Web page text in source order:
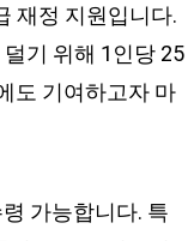
재정 지원입니다.
기 위해 1인당 25
도 기여하고자 마
가능합니다. 특